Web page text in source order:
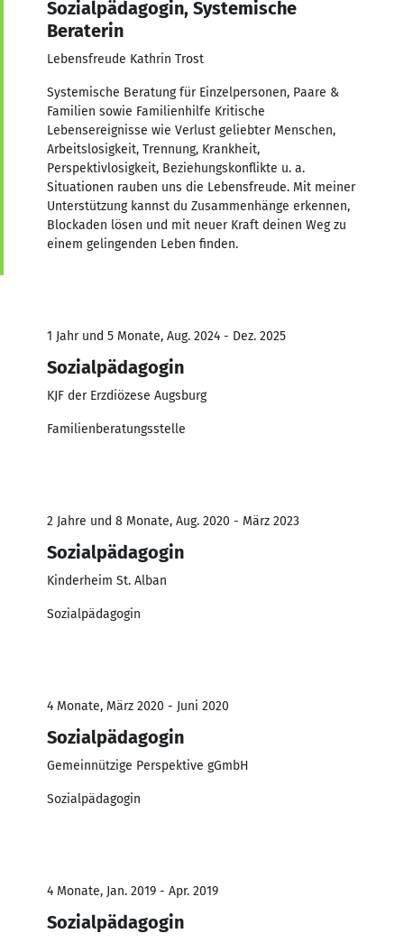
Sozialpädagogin, Systemische
Beraterin
Lebensfreude Kathrin Trost
Systemische Beratung für Einzelpersonen, Paare &
Familien sowie Familienhilfe Kritische
Lebensereignisse wie Verlust geliebter Menschen,
Arbeitslosigkeit, Trennung, Krankheit,
Perspektivlosigkeit, Beziehungskonflikte u. a.
Situationen rauben uns die Lebensfreude. Mit meiner
Unterstützung kannst du Zusammenhänge erkennen,
Blockaden lösen und mit neuer Kraft deinen Weg zu
einem gelingenden Leben finden.
1 Jahr und 5 Monate, Aug. 2024 - Dez. 2025
Sozialpädagogin
KJF der Erzdiözese Augsburg
Familienberatungsstelle
2 Jahre und 8 Monate, Aug. 2020 - März 2023
Sozialpädagogin
Kinderheim St. Alban
Sozialpädagogin
4 Monate, März 2020 - Juni 2020
Sozialpädagogin
Gemeinnützige Perspektive gGmbH
Sozialpädagogin
4 Monate, Jan. 2019 - Apr. 2019
Sozialpädagogin